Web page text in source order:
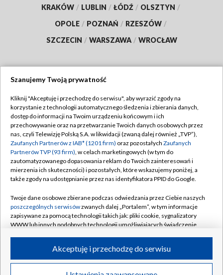
KRAKÓW / LUBLIN / ŁÓDŹ / OLSZTYN /
OPOLE / POZNAŃ / RZESZÓW /
SZCZECIN / WARSZAWA / WROCŁAW
TVP
Abonament TVP
Emisja w TVP
Centrum informacji TVP
Naziemna Telewizja Cyfrowa
Rada Programowa
System NOS
Informacje o nadawcy
Program dla prasy
Regulamin TVP
Polityka prywatności
Moje zgody
Pomoc
Kontakt
Kanały
©2026 Telewizja Polska S.A. w likwidacji
Szanujemy Twoją prywatność
Kliknij "Akceptuję i przechodzę do serwisu", aby wyrazić zgody na
korzystanie z technologii automatycznego śledzenia i zbierania danych,
dostęp do informacji na Twoim urządzeniu końcowym i ich
przechowywanie oraz na przetwarzanie Twoich danych osobowych przez
nas, czyli Telewizję Polską S.A. w likwidacji (zwaną dalej również „TVP”),
Zaufanych Partnerów z IAB* (1201 firm) oraz pozostałych Zaufanych
Partnerów TVP (93 firm), w celach marketingowych (w tym do
zautomatyzowanego dopasowania reklam do Twoich zainteresowań i
mierzenia ich skuteczności) i pozostałych, które wskazujemy poniżej, a
także zgody na udostępnianie przez nas identyfikatora PPID do Google.
Twoje dane osobowe zbierane podczas odwiedzania przez Ciebie naszych
poszczególnych serwisówzwanych dalej „Portalem”, w tym informacje
zapisywane za pomocą technologii takich jak: pliki cookie, sygnalizatory
WWW lub innych podobnych technologii umożliwiających świadczenie
ruchu w Internecie.
Twoje dane osobowe zbierane podczas odwiedzania przez Ciebie
Akceptuję i przechodzę do serwisu